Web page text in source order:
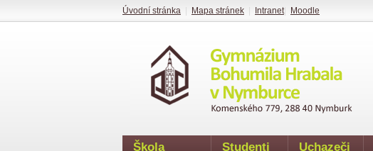
Škola Studenti Uchazeči
Úvodní stránka Mapa stránek Intranet| Moodle